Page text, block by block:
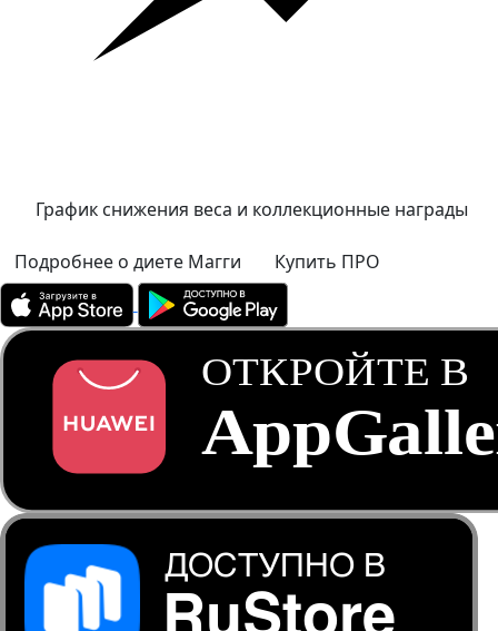
График снижения веса и коллекционные награды
Подробнее о диете Магги Купить ПРО